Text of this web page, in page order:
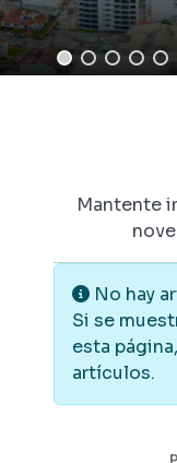
Mantente
No hay
Si se
esta
artículos.